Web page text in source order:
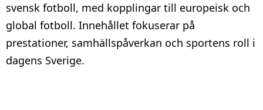
svensk fotboll, med kopplingar till europeisk och
global fotboll. Innehållet fokuserar på
prestationer, samhällspåverkan och sportens roll i
dagens Sverige.